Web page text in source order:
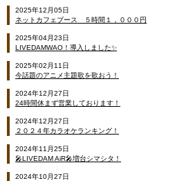
2025年12月05日
ネットカフェブース ５時間１，０００円
2025年04月23日
LIVEDAMWAO！導入しました✨
2025年02月11日
今話題のアニメ主題歌を歌おう！
2024年12月27日
24時間休まず営業しております！
2024年12月27日
２０２４年カラオケランキング！
2024年11月25日
🎤LIVEDAM AiR🎤増台シマシタ！
2024年10月27日